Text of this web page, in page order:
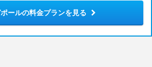
ールの料金プランを見る